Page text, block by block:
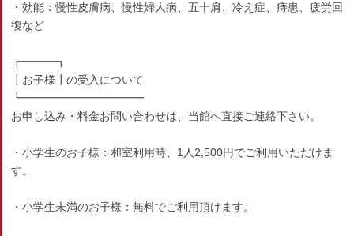
・効能：慢性皮膚病、慢性婦人病、五十肩、冷え症、痔患、疲労回
復など
┏━━━┓
┃お子様┃の受入について
┗━━━━━━━━━━━
お申し込み・料金お問い合わせは、当館へ直接ご連絡下さい。
・小学生のお子様：和室利用時、1人2,500円でご利用いただけま
す。
・小学生未満のお子様：無料でご利用頂けます。